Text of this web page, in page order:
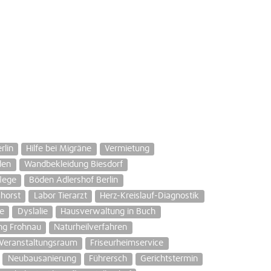
Hilfe bei Migräne
Vermietung
Wandbekleidung Biesdorf
Böden Adlershof Berlin
Labor Tierarzt
Herz-Kreislauf-Diagnostik
Dyslalie
Hausverwaltung in Buch
Frohnau
Naturheilverfahren
Friseurheimservice
Neubausanierung Führersch
Gerichtstermin